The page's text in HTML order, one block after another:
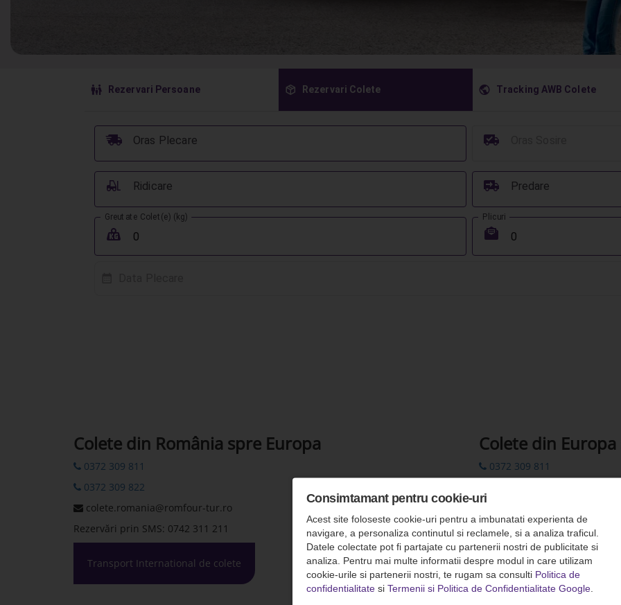
󱠣 Rezervari Persoane 󰏗 Rezervari Colete 󰇧 Tracking AWB Colete
Oras Plecare
󰞈 󰳔
Ridicare
󰟉 Predare
󰔾
Greutate Colet(e) (kg)
󰖢
Plicuri
󰾱
Colete din România spre Europa
0372 309 811
0372 309 822
colete.romania@romfour-tur.ro
Rezervări prin SMS: 0742 311 211
Transport International de colete
Colete din
0372 309 811
colete.europa@romfour-
Rezervări prin SMS: 0742 311
Consimtamant pentru cookie-uri
Acest site foloseste cookie-uri pentru a imbunatati experienta de
navigare, a personaliza continutul si reclamele, si a analiza traficul.
Datele colectate pot fi partajate cu partenerii nostri de publicitate si
analiza. Pentru mai multe informatii despre modul in care utilizam
cookie-urile si partenerii nostri, te rugam sa consulti Politica de
confidentialitate si Termenii si Politica de Confidentialitate Google